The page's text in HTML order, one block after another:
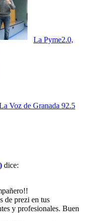
La Pyme2.0,
Voz de Granada 92.5
dice:
de prezi en tus
y profesionales. Buen